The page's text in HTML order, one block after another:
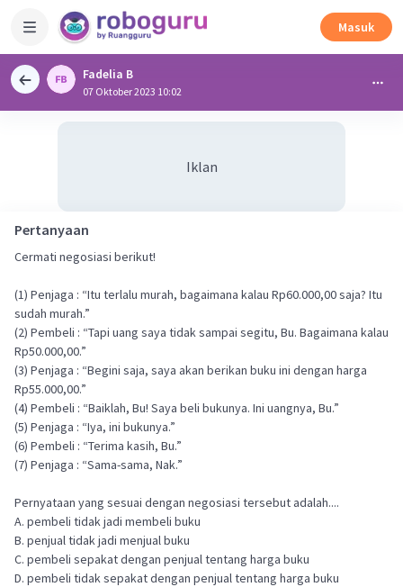
Masuk
Fadelia B
07 Oktober 2023 10:02
Iklan
Pertanyaan
Cermati negosiasi berikut!
(1) Penjaga : “Itu terlalu murah, bagaimana kalau Rp60.000,00 saja? Itu
sudah murah.”
(2) Pembeli : “Tapi uang saya tidak sampai segitu, Bu. Bagaimana kalau
Rp50.000,00.”
(3) Penjaga : “Begini saja, saya akan berikan buku ini dengan harga
Rp55.000,00.”
(4) Pembeli : “Baiklah, Bu! Saya beli bukunya. Ini uangnya, Bu.”
(5) Penjaga : “Iya, ini bukunya.”
(6) Pembeli : “Terima kasih, Bu.”
(7) Penjaga : “Sama-sama, Nak.”
Pernyataan yang sesuai dengan negosiasi tersebut adalah....
A. pembeli tidak jadi membeli buku
B. penjual tidak jadi menjual buku
C. pembeli sepakat dengan penjual tentang harga buku
D. pembeli tidak sepakat dengan penjual tentang harga buku